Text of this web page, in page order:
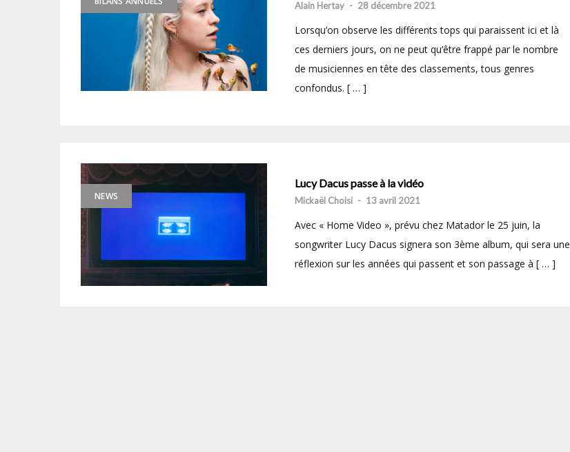
Alain Hertay - 28 décembre 2021
Lorsqu’on observe les différents tops qui paraissent ici et là
ces derniers jours, on ne peut qu’être frappé par le nombre
de musiciennes en tête des classements, tous genres
confondus. [ … ]
NEWS
Lucy Dacus passe à la vidéo
Mickaël Choisi - 13 avril 2021
Avec « Home Video », prévu chez Matador le 25 juin, la
songwriter Lucy Dacus signera son 3ème album, qui sera une
réflexion sur les années qui passent et son passage à [ … ]